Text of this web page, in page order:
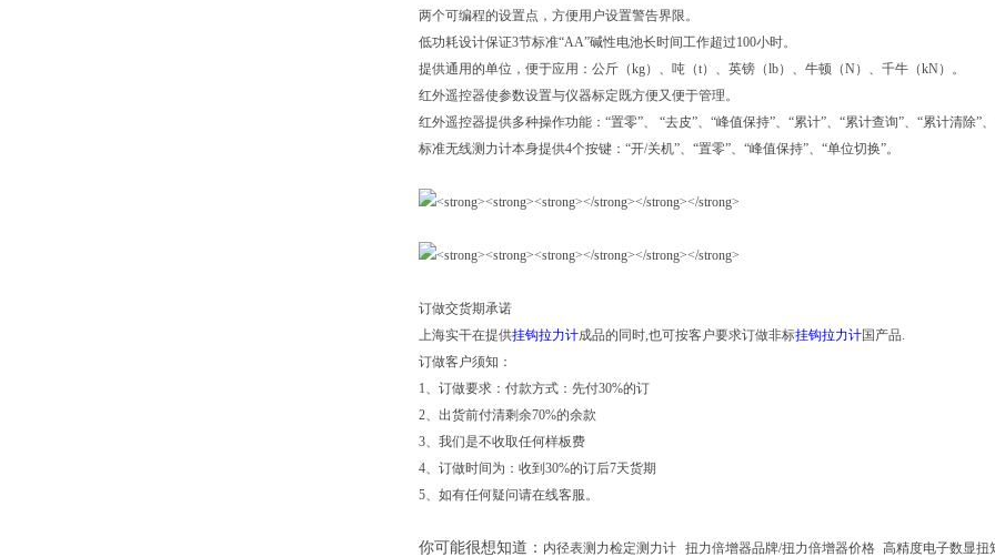
两个可编程的设置点，方便用户设置警告界限。
低功耗设计保证3节标准“AA”碱性电池长时间工作超过100小时。
提供通用的单位，便于应用：公斤（kg）、吨（t）、英镑（lb）、牛顿（N）、千牛（kN）。
红外遥控器使参数设置与仪器标定既方便又便于管理。
红外遥控器提供多种操作功能：“置零”、 “去皮”、“峰值保持”、“累计”、“累计查询”、“累计清除”
标准无线测力计本身提供4个按键：“开/关机”、“置零”、“峰值保持”、“单位切换”。
订做交货期承诺
上海实干在提供挂钩拉力计成品的同时,也可按客户要求订做非标挂钩拉力计国产品.
订做客户须知：
1、订做要求：付款方式：先付30%的订
2、出货前付清剩余70%的余款
3、我们是不收取任何样板费
4、订做时间为：收到30%的订后7天货期
5、如有任何疑问请在线客服。
你可能很想知道 ： 内径表测力检定测力计 扭力倍增器品牌/扭力倍增器价格 高精度电子数显扭